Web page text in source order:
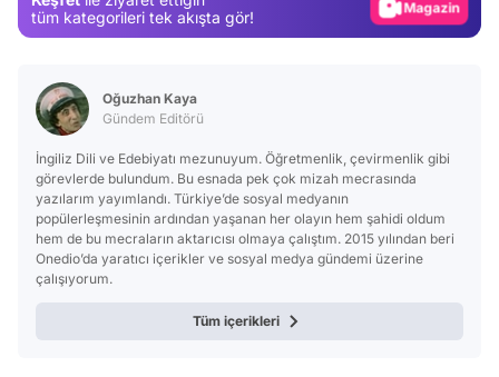
tüm kategorileri tek akışta gör!
Video
Oğuzhan Kaya
Gündem Editörü
İngiliz Dili ve Edebiyatı mezunuyum. Öğretmenlik, çevirmenlik gibi
görevlerde bulundum. Bu esnada pek çok mizah mecrasında
yazılarım yayımlandı. Türkiye’de sosyal medyanın
popülerleşmesinin ardından yaşanan her olayın hem şahidi oldum
hem de bu mecraların aktarıcısı olmaya çalıştım. 2015 yılından beri
Onedio’da yaratıcı içerikler ve sosyal medya gündemi üzerine
çalışıyorum.
Tüm içerikleri